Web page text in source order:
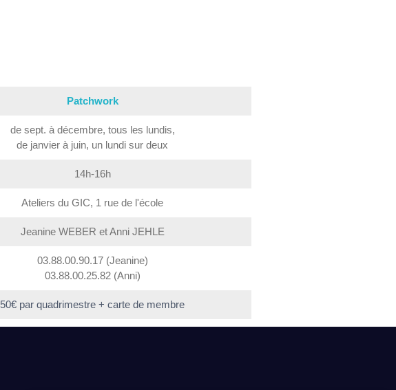
Patchwork
de sept. à décembre, tous les lundis,
de janvier à juin, un lundi sur deux
14h-16h
Ateliers du GIC, 1 rue de l'école
Jeanine WEBER et Anni JEHLE
03.88.00.90.17 (Jeanine)
03.88.00.25.82 (Anni)
50€ par quadrimestre + carte de membre